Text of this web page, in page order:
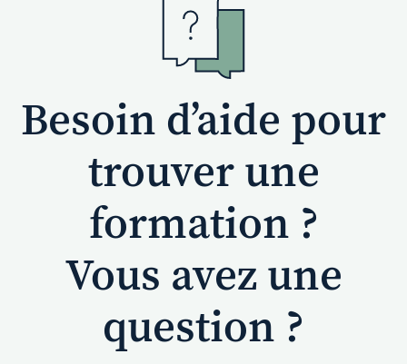
Besoin d’aide pour
trouver une
formation ?
Vous avez une
question ?